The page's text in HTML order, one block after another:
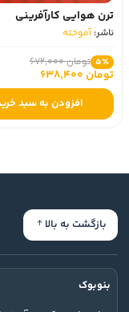
ترن هوایی کارآفرینی
ناشر: آموخته
5٪ تومان 672,000
تومان 638,400
افزودن به سبد
بازگشت به بالا
بنوبوک